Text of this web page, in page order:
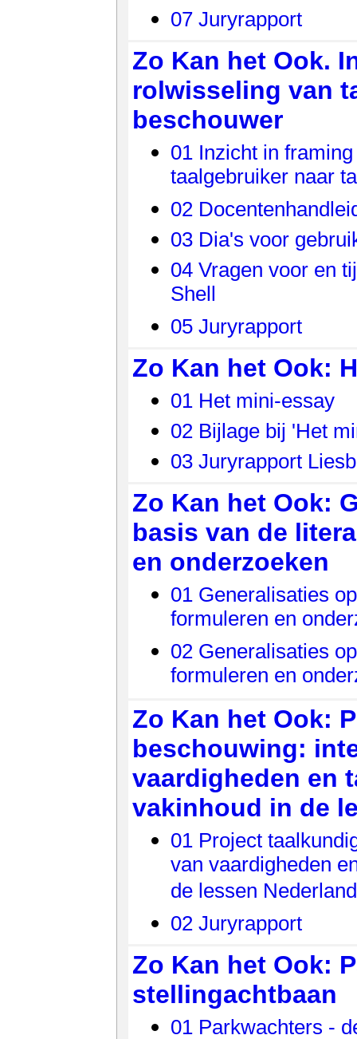
07 Juryrapport
Zo Kan het Ook.
rolwisseling van
beschouwer
01 Inzicht in
taalgebruiker naar
02
03 Dia's voor
04 Vragen voor en
Shell
05 Juryrapport
Zo Kan het Ook:
01 Het mini-essay
02 Bijlage bij 'Het
03 Juryrapport
Zo Kan het Ook:
basis van de
en onderzoeken
01 Generalisaties
formuleren en
02 Generalisaties
formuleren en
Zo Kan het Ook:
beschouwing:
vaardigheden en
vakinhoud in de
01 Project
van vaardigheden
de lessen
02 Juryrapport
Zo Kan het Ook:
stellingachtbaan
01 Parkwachters -